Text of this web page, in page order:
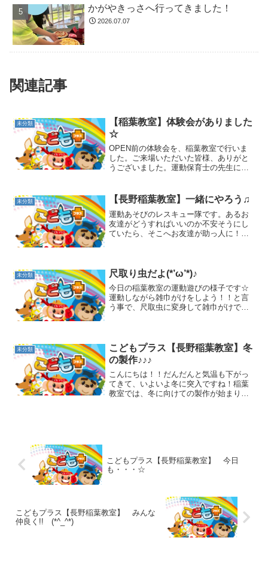
かがやきっさへ行ってきました！
2026.07.07
関連記事
未分類
【稲葉教室】体験会がありました
☆
OPEN前の体験会を、稲葉教室で行いま
した。ご来場いただいた皆様、ありがと
うございました。運動保育士の先生に見
ありますね！たくさん体を動かした後
は、静かな活動、「クイズ...
未分類 【長野稲葉教室】一緒にやろう♫
運動あそびのレスキュー隊です。あるお
友達がどうすればいいのか不安そうにし
ていたら、そこへお友達が助っ人に！！
に☆ワニさん歩きの...
未分類 尺取り虫だよ(*’ω’*)♪
今日の稲葉教室の運動遊びの様子です☆
運動しながら雑巾がけをしよう！！と言
う事で、尺取虫に変身して雑巾がけです
けが置いて行...
未分類
こどもプラス【長野稲葉教室】冬
の製作♪♪♪
こんにちは！！だんだんと気温も下がっ
てきて、いよいよ冬に突入ですね！稲葉
教室では、冬に向けての製作が始まりま
こどもプラス【長野稲葉教室】 今日
も・・・☆
こどもプラス【長野稲葉教室】 みんな
仲良く!! (*^_^*)